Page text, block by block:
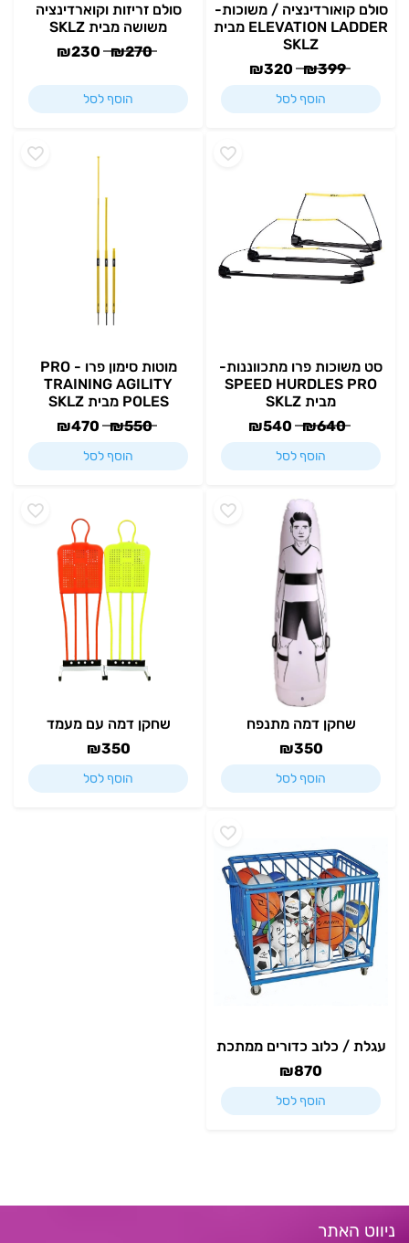
סולם קואורדינציה / משוכות-
ELEVATION LADDER מבית
SKLZ
₪399
₪320
הוסף לסל
סולם זריזות וקוארדינציה
משושה מבית SKLZ
₪270
₪230
הוסף לסל
סט משוכות פרו מתכווננות-
SPEED HURDLES PRO
מבית SKLZ
₪640
₪540
הוסף לסל
מוטות סימון פרו - PRO
TRAINING AGILITY
POLES מבית SKLZ
₪550
₪470
הוסף לסל
שחקן דמה מתנפח
₪350
הוסף לסל
שחקן דמה עם מעמד
₪350
הוסף לסל
עגלת / כלוב כדורים ממתכת
₪870
הוסף לסל
ניווט האתר